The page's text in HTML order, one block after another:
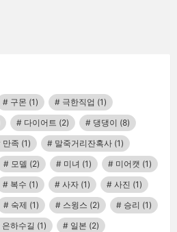
구몬 (1) 극한직업 (1)
다이어트 (2) 댕댕이 (8)
만족 (1) 말죽거리잔혹사 (1)
모델 (2) 미녀 (1) 미어캣 (1)
복수 (1) 사자 (1) 사진 (1)
숙제 (1) 스윙스 (2) 승리 (1)
은하수길 (1) 일본 (2)